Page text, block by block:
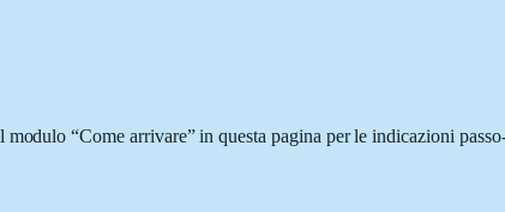
“Come arrivare” in questa pagina per le indicazioni